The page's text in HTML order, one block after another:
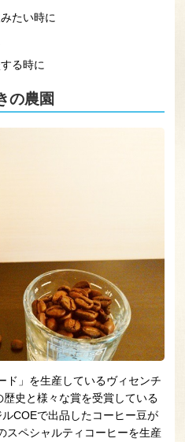
たい時に
る時に
の農園
ド」を生産しているヴィセンチ
史と様々な賞を受賞している
COEで出品したコーヒー豆が
スペシャルティコーヒーを生産